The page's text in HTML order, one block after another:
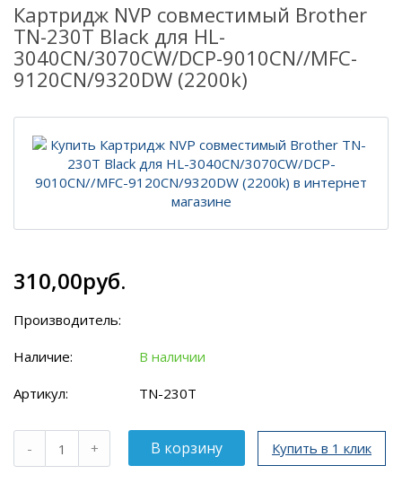
Картридж NVP совместимый Brother
TN-230T Black для HL-
3040CN/3070CW/DCP-9010CN//MFC-
9120CN/9320DW (2200k)
310,00руб.
Производитель:
Наличие: В наличии
Артикул: TN-230T
Купить в 1 клик